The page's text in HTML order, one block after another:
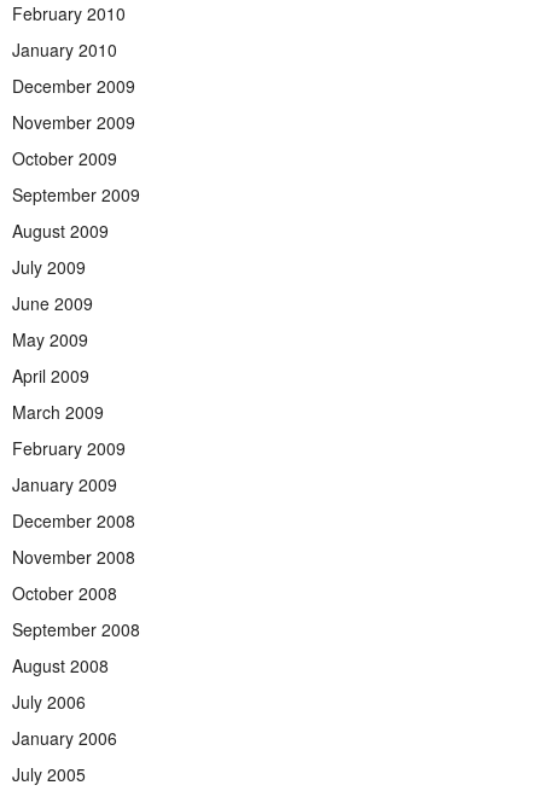
February 2010
January 2010
December 2009
November 2009
October 2009
September 2009
August 2009
July 2009
June 2009
May 2009
April 2009
March 2009
February 2009
January 2009
December 2008
November 2008
October 2008
September 2008
August 2008
July 2006
January 2006
July 2005